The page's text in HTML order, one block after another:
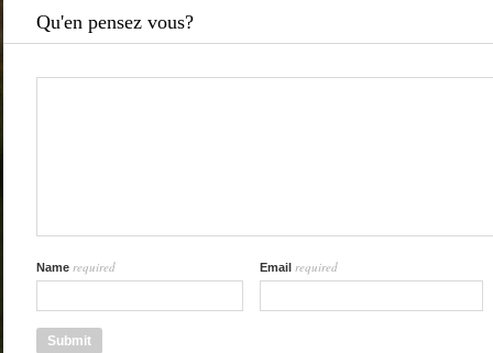
Qu'en pensez vous?
Name required Email required